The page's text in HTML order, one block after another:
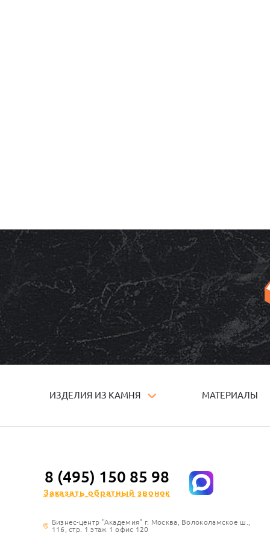
ИЗДЕЛИЯ ИЗ КАМНЯ МАТЕРИАЛЫ
8 (495) 150 85 98
Заказать обратный звонок
Бизнес-центр "Академия" г. Москва, Волоколамское ш.,
116, стр. 1 этаж 1 офис 120